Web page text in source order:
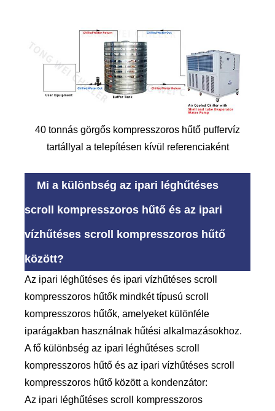
40 tonnás görgős kompresszoros hűtő puffervíz
tartállyal a telepítésen kívül referenciaként
Mi a különbség az ipari léghűtéses
scroll kompresszoros hűtő és az ipari
vízhűtéses scroll kompresszoros hűtő
között?
Az ipari léghűtéses és ipari vízhűtéses scroll
kompresszoros hűtők mindkét típusú scroll
kompresszoros hűtők, amelyeket különféle
iparágakban használnak hűtési alkalmazásokhoz.
A fő különbség az ipari léghűtéses scroll
kompresszoros hűtő és az ipari vízhűtéses scroll
kompresszoros hűtő között a kondenzátor:
Az ipari léghűtéses scroll kompresszoros